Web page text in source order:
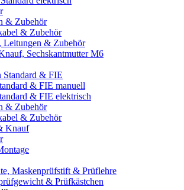
& Zubehör
& Zubehör
Leitungen & Zubehör
Sechskantmutter M6
Standard & FIE
& FIE manuell
& FIE elektrisch
& Zubehör
& Zubehör
Knauf
Maskenprüfstift & Prüflehre
& Prüfkästchen